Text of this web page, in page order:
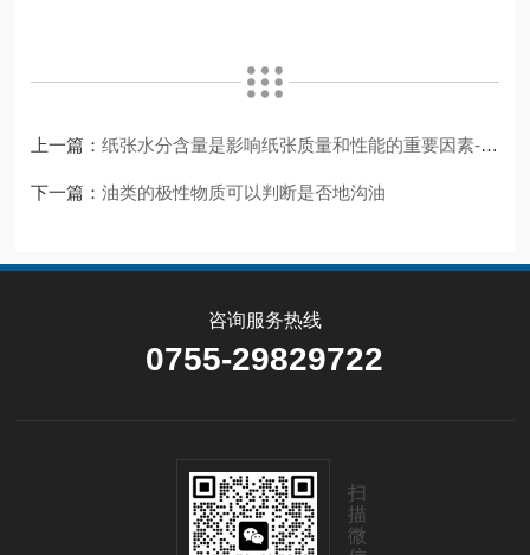
上一篇：纸张水分含量是影响纸张质量和性能的重要因素-纸张水分测定仪
下一篇：油类的​极性物质可以判断是否地沟油
咨询服务热线
0755-29829722
扫
描
微